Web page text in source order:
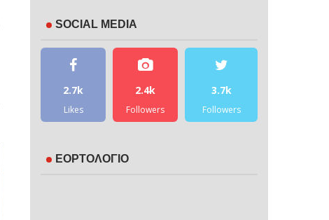
SOCIAL MEDIA
2.7k
Likes
2.4k
Followers
3.7k
Followers
ΕΟΡΤΟΛΟΓΙΟ